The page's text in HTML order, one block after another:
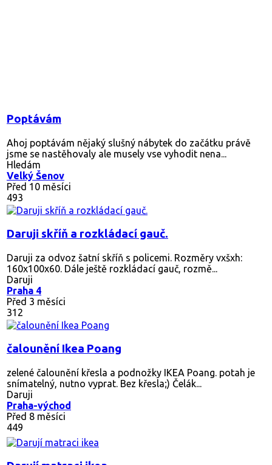
Poptávám
Ahoj poptávám nějaký slušný nábytek do začátku právě
jsme se nastěhovaly ale musely vse vyhodit nena...
Hledám
Velký Šenov
Před 10 měsíci
493
Daruji skříň a rozkládací gauč.
Daruji za odvoz šatní skříň s policemi. Rozměry vxšxh:
160x100x60. Dále ještě rozkládací gauč, rozmě...
Daruji
Praha 4
Před 3 měsíci
312
čalounění Ikea Poang
zelené čalounění křesla a podnožky IKEA Poang. potah je
snímatelný, nutno vyprat. Bez křesla;) Čelák...
Daruji
Praha-východ
Před 8 měsíci
449